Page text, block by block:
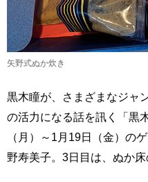
矢野式ぬか炊き
黒木瞳が、さまざまなジャ
の活力になる話を訊く「黒
（月）～1月19日（金）の
野寿美子。3日目は、ぬか